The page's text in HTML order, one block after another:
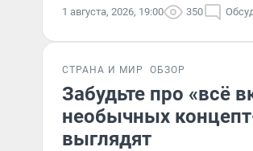
1 августа, 2026, 19:00 350
СТРАНА И МИР ОБЗОР
Забудьте про «всё
необычных
выглядят